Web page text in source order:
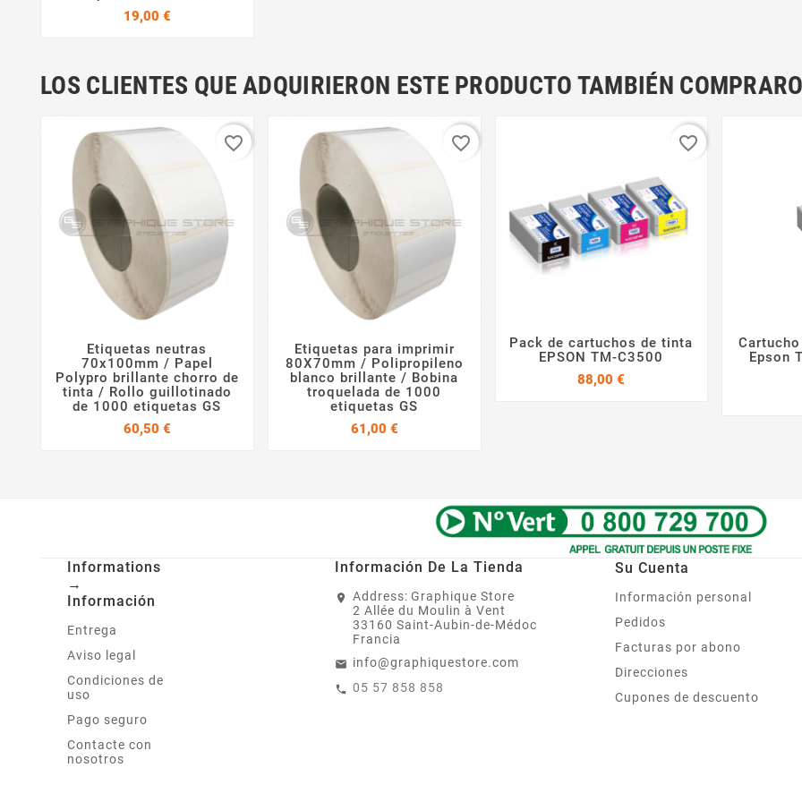
19,00 €Precio
LOS CLIENTES QUE ADQUIRIERON ESTE PRODUCTO TAMBIÉN
 
Etiquetas neutras
70x100mm / Papel
Polypro brillante chorro de
tinta / Rollo guillotinado
de 1000 etiquetas GS
60,50 €Precio
favorite_border
 
Etiquetas para imprimir
80X70mm / Polipropileno
blanco brillante / Bobina
troquelada de 1000
etiquetas GS
61,00 €Precio
favorite_border
 
Pack de cartuchos de tinta
EPSON TM-C3500
88,00 €
favorite_border
Epson
Informations
→
Información
Entrega
Aviso legal
Condiciones de
uso
Pago seguro
Contacte con
nosotros
Información De La Tienda
Address: Graphique Store
2 Allée du Moulin à Vent
33160 Saint-Aubin-de-Médoc
Francia
info@graphiquestore.com
05 57 858 858
Su Cuenta
Información personal
Pedidos
Facturas por abono
Direcciones
Cupones de descuento